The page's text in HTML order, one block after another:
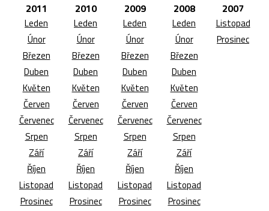
2011
Leden
Únor
Březen
Duben
Květen
Červen
Červenec
Srpen
Září
Říjen
Listopad
Prosinec
2010
Leden
Únor
Březen
Duben
Květen
Červen
Červenec
Srpen
Září
Říjen
Listopad
Prosinec
2009
Leden
Únor
Březen
Duben
Květen
Červen
Červenec
Srpen
Září
Říjen
Listopad
Prosinec
2008
Leden
Únor
Březen
Duben
Květen
Červen
Červenec
Srpen
Září
Říjen
Listopad
Prosinec
2007
Listopad
Prosinec